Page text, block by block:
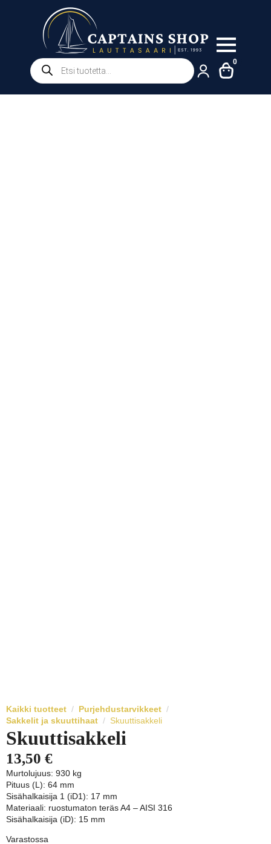
Products
search
0
Kaikki tuotteet
Purjehdustarvikkeet
Sakkelit ja skuuttihaat
Skuuttisakkeli
Skuuttisakkeli
13,50 €
Murtolujuus: 930 kg
Pituus (L): 64 mm
Sisähalkaisija 1 (iD1): 17 mm
Materiaali: ruostumaton teräs A4 – AISI 316
Sisähalkaisija (iD): 15 mm
Varastossa